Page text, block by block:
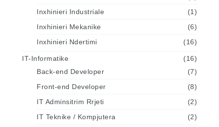
Inxhinieri Industriale
(1)
Inxhinieri Mekanike
(6)
Inxhinieri Ndertimi
(16)
IT-Informatike
(16)
Back-end Developer
(7)
Front-end Developer
(8)
IT Adminsitrim Rrjeti
(2)
IT Teknike / Kompjutera
(2)